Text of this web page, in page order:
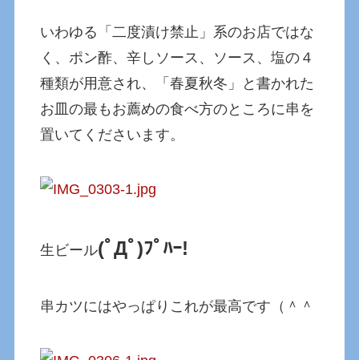
いわゆる「二度漬け禁止」系のお店ではな
く、ポン酢、辛しソース、ソース、塩の４
種類が用意され、「春夏秋冬」と書かれた
お皿の最もお薦めの食べ方のところに串を
置いてくださいます。
生ビール(ﾟДﾟ)ﾌﾟﾊｰ!
串カツにはやっぱりこれが最高です（＾＾